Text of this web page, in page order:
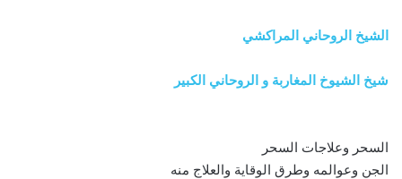
الشيخ الروحاني المراكشي
شيخ الشيوخ المغاربة و الروحاني الكبير
السحر وعلاجات السحر
الجن وعوالمه وطرق الوقاية والعلاج منه